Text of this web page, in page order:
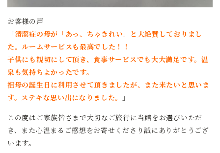
お客様の声
「清潔症の母が「あっ、ちゃきれい」と大絶賛しておりまし
た。ルームサービスも最高でした！！
子供にも親切にして頂き、食事サービスでも大大満足です。温
泉も気持ちよかったです。
祖母の誕生日に利用させて頂きましたが、また来たいと思いま
す。ステキな思い出になりました。
」
この度はご家族皆さまで大切なご旅行に当館をお選びいただ
き、また心温まるご感想をお寄せくださり誠にありがとうござ
います。